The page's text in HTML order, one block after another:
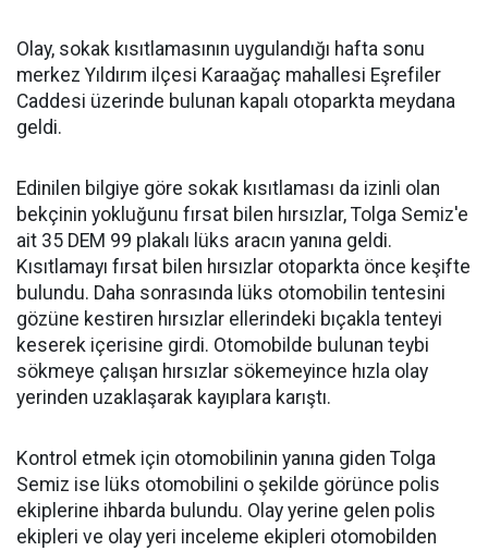
Olay, sokak kısıtlamasının uygulandığı hafta sonu
merkez Yıldırım ilçesi Karaağaç mahallesi Eşrefiler
Caddesi üzerinde bulunan kapalı otoparkta meydana
geldi.
Edinilen bilgiye göre sokak kısıtlaması da izinli olan
bekçinin yokluğunu fırsat bilen hırsızlar, Tolga Semiz'e
ait 35 DEM 99 plakalı lüks aracın yanına geldi.
Kısıtlamayı fırsat bilen hırsızlar otoparkta önce keşifte
bulundu. Daha sonrasında lüks otomobilin tentesini
gözüne kestiren hırsızlar ellerindeki bıçakla tenteyi
keserek içerisine girdi. Otomobilde bulunan teybi
sökmeye çalışan hırsızlar sökemeyince hızla olay
yerinden uzaklaşarak kayıplara karıştı.
Kontrol etmek için otomobilinin yanına giden Tolga
Semiz ise lüks otomobilini o şekilde görünce polis
ekiplerine ihbarda bulundu. Olay yerine gelen polis
ekipleri ve olay yeri inceleme ekipleri otomobilden